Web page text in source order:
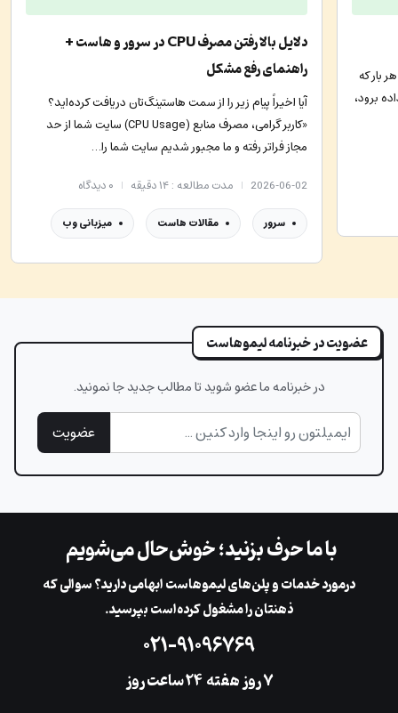
بار که
برود،
دلایل بالا رفتن مصرف CPU در سرور و هاست +
راهنمای رفع مشکل
آیا اخیراً پیام زیر را از سمت هاستینگ‌تان دریافت کرده‌اید؟
«کاربر گرامی، مصرف منابع (CPU Usage) سایت شما از حد
مجاز فراتر رفته و ما مجبور شدیم سایت شما را…
2026-06-02 مدت مطالعه : ۱۴ دقیقه ۰دیدگاه
سرور مقالات هاست میزبانی وب
عضویت در خبرنامه لیموهاست
در خبرنامه ما عضو شوید تا مطالب جدید جا نمونید.
عضویت
با ما حرف بزنید؛ خوش‌حال می‌شویم
در‌مورد خدمات و پلن‌های لیمو‌هاست ابهامی دارید؟ سوالی که
ذهنتان را مشغول کرده‌است بپرسید.
۰۲۱-۹۱۰۹۶۷۶۹
۷ روز هفته ‌۲۴ ساعت روز